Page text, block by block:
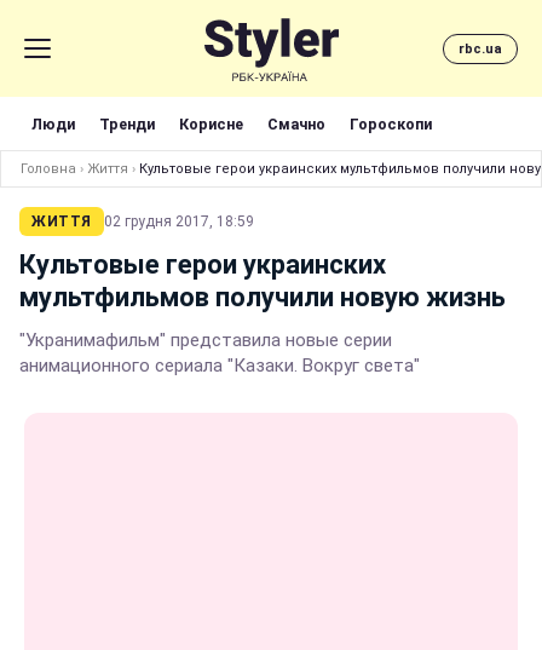
rbc.ua
Люди Тренди Корисне Смачно Гороскопи
Головна › Життя › Культовые герои украинских мультфильмов получили
ЖИТТЯ 02 грудня 2017, 18:59
Культовые герои украинских
мультфильмов получили новую жизнь
"Укранимафильм" представила новые серии
анимационного сериала "Казаки. Вокруг света"